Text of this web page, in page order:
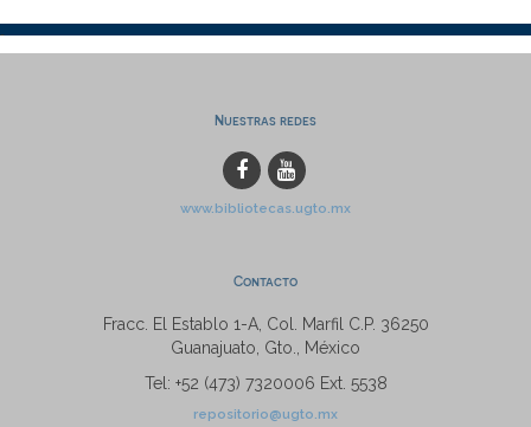
Nuestras redes
www.bibliotecas.ugto.mx
Contacto
Fracc. El Establo 1-A, Col. Marfil C.P. 36250
Guanajuato, Gto., México
Tel: +52 (473) 7320006 Ext. 5538
repositorio@ugto.mx